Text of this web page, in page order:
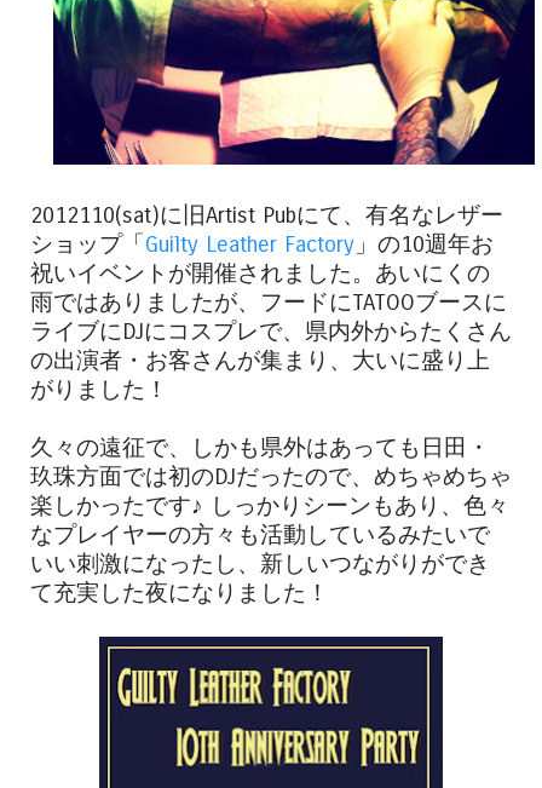
2012110(sat)に旧Artist Pubにて、有名なレザー
ショップ「 Guilty Leather Factory 」の10週年お
祝いイベントが開催されました。あいにくの
雨ではありましたが、フードにTATOOブースに
ライブにDJにコスプレで、県内外からたくさん
の出演者・お客さんが集まり、大いに盛り上
がりました！
久々の遠征で、しかも県外はあっても日田・
玖珠方面では初のDJだったので、めちゃめちゃ
楽しかったです♪ しっかりシーンもあり、色々
なプレイヤーの方々も活動しているみたいで
いい刺激になったし、新しいつながりができ
て充実した夜になりました！